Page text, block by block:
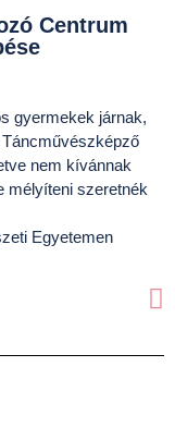
Centrum
gyermekek járnak,
nem kívánnak
mélyíteni szeretnék
Egyetemen